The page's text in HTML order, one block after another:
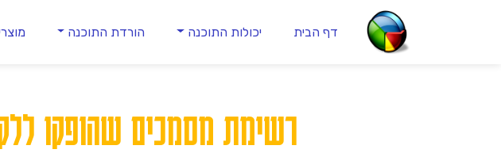
דף הבית יכולות התוכנה הורדת התוכנה
רשימת מסמכים שהופקו